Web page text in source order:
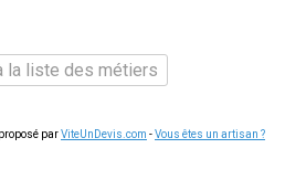
la liste des métiers
parViteUnDevis.com -Vous êtes un artisan ?